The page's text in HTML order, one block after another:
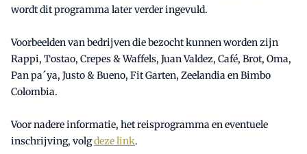
wordt dit programma later verder ingevuld.
Voorbeelden van bedrijven die bezocht kunnen worden zijn
Rappi, Tostao, Crepes & Waffels, Juan Valdez, Café, Brot, Oma,
Pan pa´ya, Justo & Bueno, Fit Garten, Zeelandia en Bimbo
Colombia.
Voor nadere informatie, het reisprogramma en eventuele
inschrijving, volgdeze link.